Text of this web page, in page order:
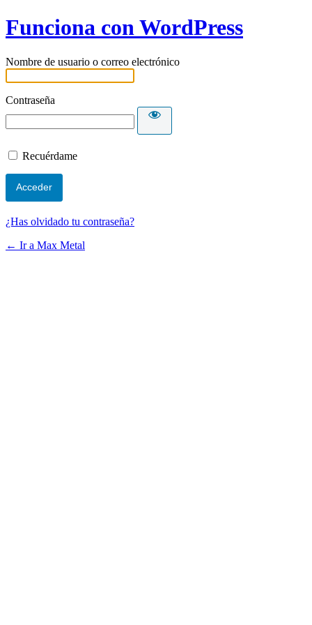
Funciona con WordPress
Nombre de usuario o correo electrónico
Contraseña
Recuérdame
¿Has olvidado tu contraseña?
← Ir a Max Metal